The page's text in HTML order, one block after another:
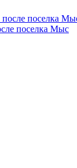
поселка Мыс